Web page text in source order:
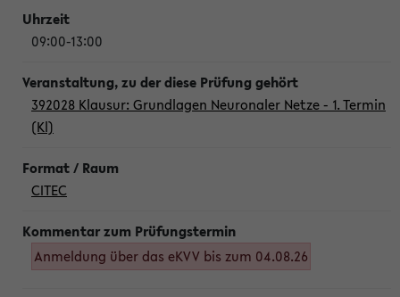
09:00-13:00
392028 Klausur: Grundlagen Neuronaler Netze - 1. Termin
(Kl)
CITEC
Anmeldung über das eKVV bis zum 04.08.26